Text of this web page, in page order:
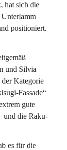
hat sich die
positioniert.
und Silvia
Kategorie
Fassade“
gute
und die Raku-
es für die